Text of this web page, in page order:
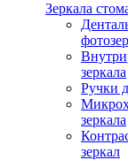
Зеркала
зеркала
Ручки
зеркала
зеркал